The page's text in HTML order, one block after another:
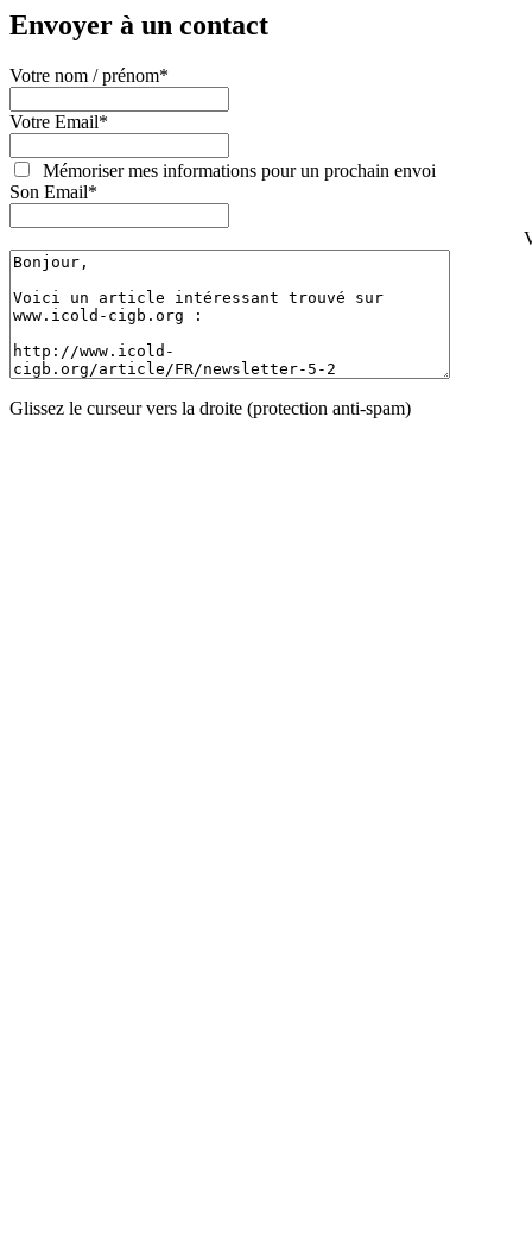
Envoyer à un contact
Votre nom / prénom*
Votre Email*
Mémoriser mes informations pour un prochain envoi
Son Email*
Glissez le curseur vers la droite (protection anti-spam)